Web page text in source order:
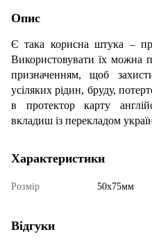
Опис
Є така корисна штука –
Використовувати їх можна
призначенням, щоб
усіляких рідин, бруду,
в протектор карту
вкладиш із перекладом
Характеристики
Розмір 50х75мм
Відгуки